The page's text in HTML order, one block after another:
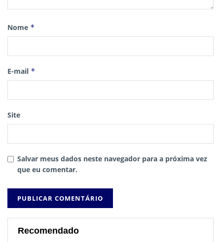
Nome *
E-mail *
Site
Salvar meus dados neste navegador para a próxima vez
que eu comentar.
Recomendado